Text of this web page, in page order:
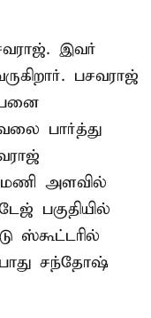
இவர்
பசவராஜ்
பார்த்து
மணி அளவில்
பகுதியில்
ஸ்கூட்டரில்
சந்தோஷ்